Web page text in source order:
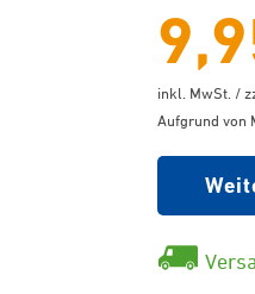
inkl. MwSt. /
Aufgrund von